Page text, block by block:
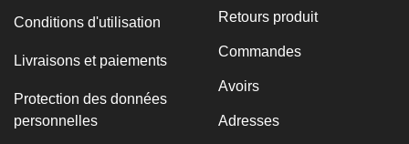
Conditions d'utilisation
Livraisons et paiements
Protection des données
personnelles
Retours produit
Commandes
Avoirs
Adresses